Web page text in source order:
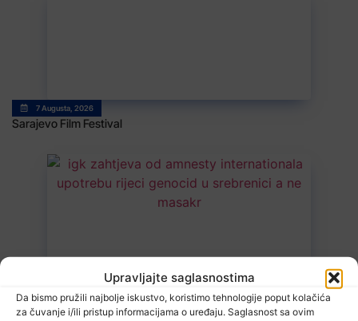
Upravljajte saglasnostima
Da bismo pružili najbolje iskustvo, koristimo tehnologije poput kolačića
za čuvanje i/ili pristup informacijama o uređaju. Saglasnost sa ovim
7 Augusta, 2026
Sarajevo Film Festival
Danas nova saslušanja saradnika Memorijalnog centra Srebrenica